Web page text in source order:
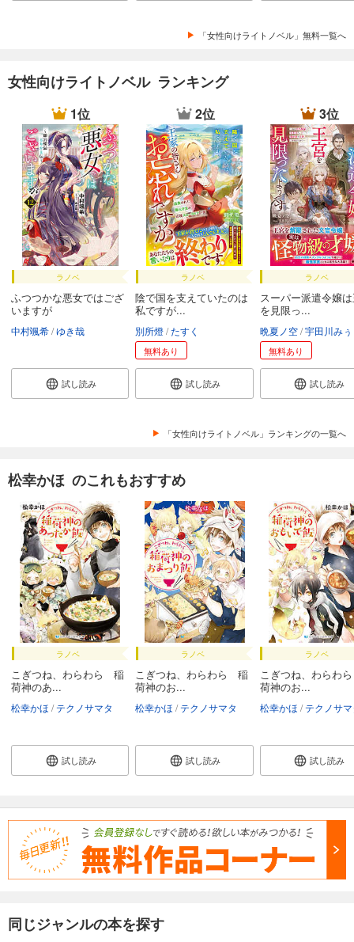
「女性向けライトノベル」無料一覧へ
女性向けライトノベル ランキング
1位
ラノベ
ふつつかな悪女ではござ
いますが
中村颯希 ゆき哉
試し読み
2位
ラノベ
陰で国を支えていたのは
私ですが...
別所燈 たすく
無料あり
試し読み
3位
ラノベ
スーパー派遣令嬢
を見限っ...
晩夏ノ空 宇田川みぅ
無料あり
試し読み
「女性向けライトノベル」ランキングの一覧へ
松幸かほ のこれもおすすめ
ラノベ
こぎつね、わらわら 稲
荷神のあ...
松幸かほ テクノサマタ
試し読み
ラノベ
こぎつね、わらわら 稲
荷神のお...
松幸かほ テクノサマタ
試し読み
ラノベ
こぎつね、わらわ
荷神のお...
松幸かほ テクノサ
試し読み
同じジャンルの本を探す